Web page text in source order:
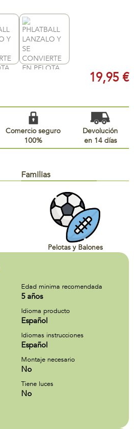
19,95 €
Comercio seguro
100%
Devolución
en 14 días
Familias
Pelotas y Balones
Edad minima recomendada
5 años
Idioma producto
Español
Idiomas instrucciones
Español
Montaje necesario
No
Tiene luces
No